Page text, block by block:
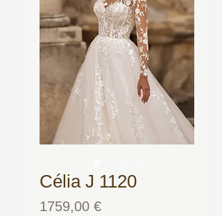
Célia J 1120
1759,00 €Precio